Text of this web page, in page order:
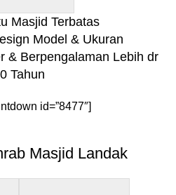
Masjid Terbatas
Model & Ukuran
& Berpengalaman Lebih dr
Tahun
id=”8477″]
Masjid Landak